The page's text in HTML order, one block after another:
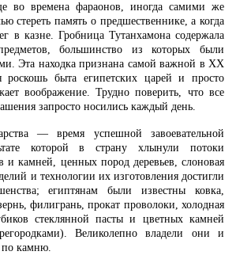
во времена фараонов, иногда самими же
стереть память о предшественнике, а когда
в казне. Гробница Тутанхамона содержала
большинство из которых были
Эта находка признана самой важной в ХХ
роскошь быта египетских царей и просто
воображение. Трудно поверить, что все
запросто носились каждый день.
— время успешной завоевательной
которой в страну хлынули потоки
и камней, ценных пород деревьев, слоновая
и технологии их изготовления достигли
египтянам были известны ковка,
филигрань, прокат проволоки, холодная
стеклянной пасты и цветных камней
Великолепно владели они и
камню.